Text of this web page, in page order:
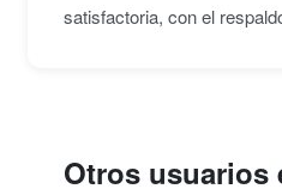
satisfactoria, con el
Otros usuarios